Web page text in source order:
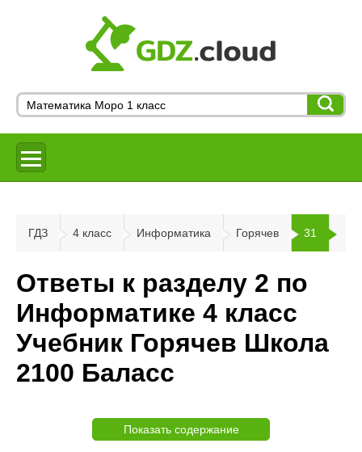
ГДЗ 4 класс Информатика Горячев 31
Ответы к разделу 2 по
Информатике 4 класс
Учебник Горячев Школа
2100 Баласс
Показать содержание